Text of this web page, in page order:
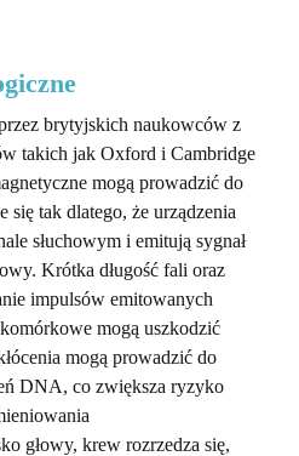
brytyjskich naukowców z
takich jak Oxford i Cambridge
mogą prowadzić do
się tak dlatego, że urządzenia
słuchowym i emitują sygnał
Krótka długość fali oraz
impulsów emitowanych
mogą uszkodzić
mogą prowadzić do
DNA, co zwiększa ryzyko
głowy, krew rozrzedza się,